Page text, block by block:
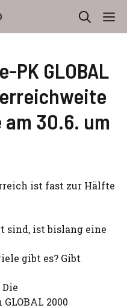
PK GLOBAL
30.6. um
ist fast zur Hälfte
sind, ist bislang eine
gibt es? Gibt
2000